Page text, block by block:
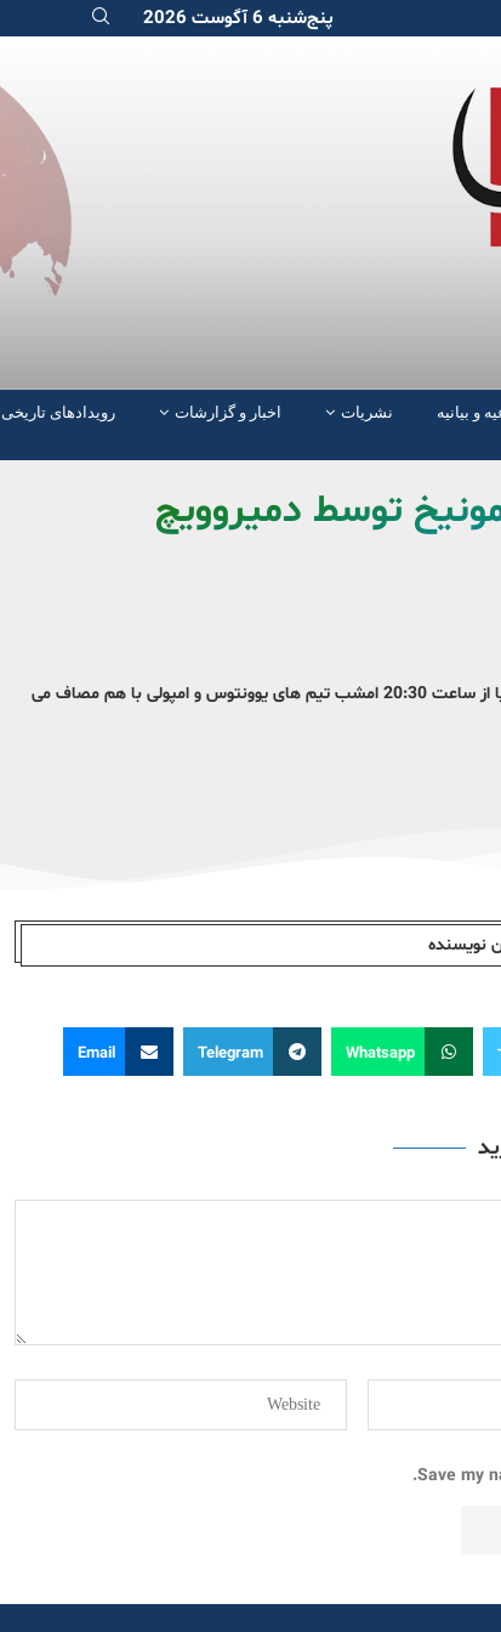
پنج‌شنبه 6 آگوست 2026
و بیانیه نشریات اخبار و گزارشات رویدادهای تاریخی
توسط دمیروویچ
به گزارش ایلنا، درچارچوب مسابقات هفته بیست و دوم از رقابت های سری آ ایتالیا از ساعت 20:30 امشب تیم های یوونتوس و امپولی با هم مصاف می
نویسندە
Whatsapp
Telegram
Email
Save my